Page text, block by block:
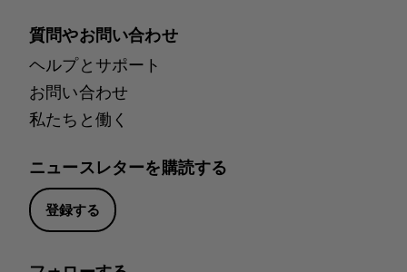
質問やお問い合わせ
ヘルプとサポート
お問い合わせ
私たちと働く
ニュースレターを購読する
登録する